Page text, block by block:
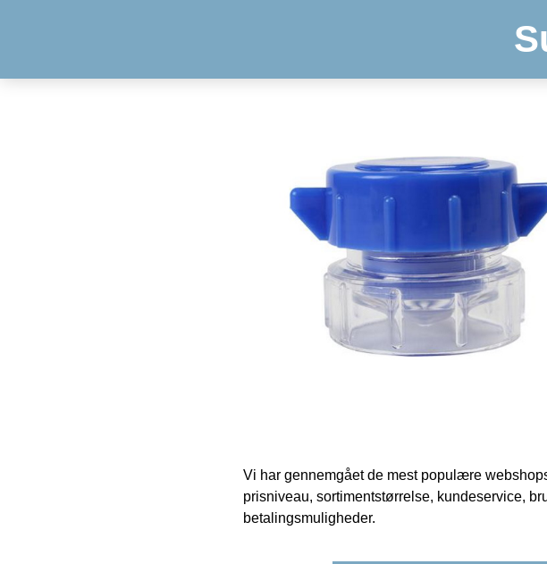
Vi har gennemgået de mest populære
prisniveau, sortimentstørrelse, kundeservice,
betalingsmuligheder.